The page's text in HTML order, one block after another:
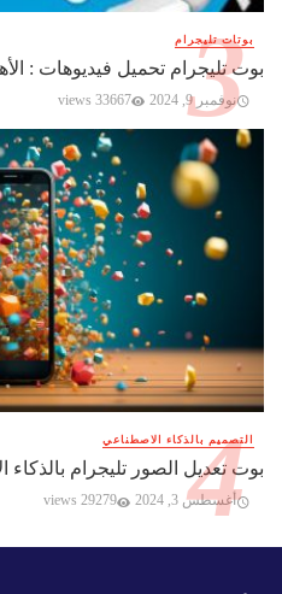
بوتات تليجرام
بوت تليجرام تحميل فيديوهات : الأهم
نوفمبر 9, 2024 33667 views
التصميم بالذكاء الاصطناعي
بوت تعديل الصور تليجرام بالذكاء
أغسطس 3, 2024 29279 views